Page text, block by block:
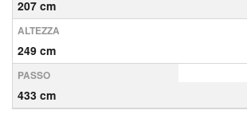
207 cm
ALTEZZA
249 cm
PASSO
433 cm